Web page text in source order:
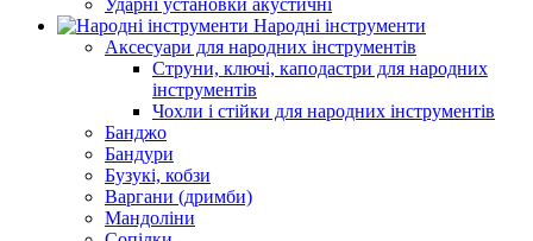
Ударні установки акустичні
Народні інструменти
Аксесуари для народних інструментів
Струни, ключі, каподастри для народних
інструментів
Чохли і стійки для народних інструментів
Банджо
Бандури
Бузукі, кобзи
Варгани (дримби)
Мандоліни